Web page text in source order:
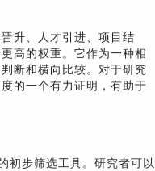
升、人才引进、项目结
高的权重。它作为一种相
断和横向比较。对于研究
的一个有力证明，有助于
初步筛选工具。研究者可以